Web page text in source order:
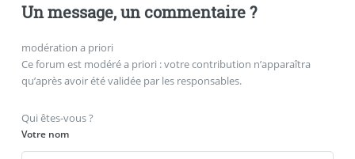
Un message, un commentaire ?
modération a priori
Ce forum est modéré a priori : votre contribution n’apparaîtra
qu’après avoir été validée par les responsables.
Qui êtes-vous ?
Votre nom